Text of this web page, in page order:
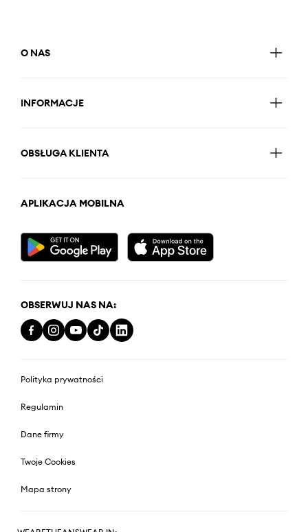
O NAS
INFORMACJE
OBSŁUGA KLIENTA
APLIKACJA MOBILNA
OBSERWUJ NAS NA:
Polityka prywatności
Regulamin
Dane firmy
Twoje Cookies
Mapa strony